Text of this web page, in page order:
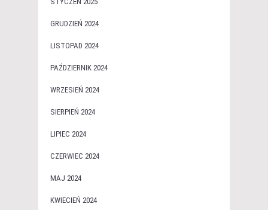
GRUDZIEŃ 2024
LISTOPAD 2024
PAŹDZIERNIK 2024
WRZESIEŃ 2024
SIERPIEŃ 2024
LIPIEC 2024
CZERWIEC 2024
MAJ 2024
KWIECIEŃ 2024